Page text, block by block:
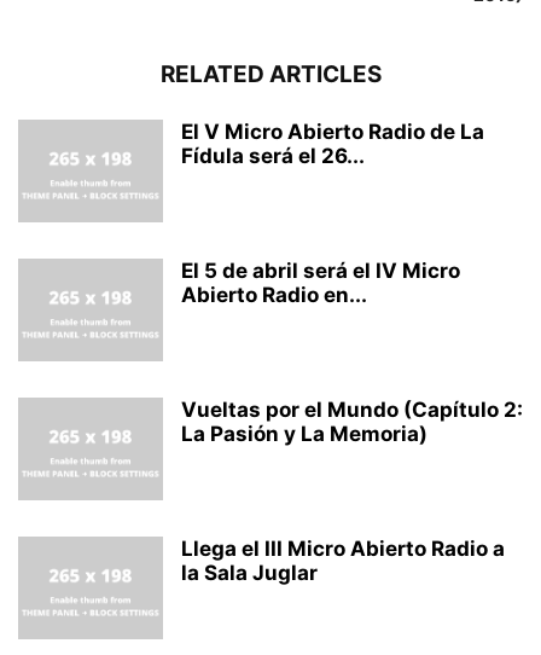
RELATED ARTICLES
El V Micro Abierto Radio de La
Fídula será el 26...
El 5 de abril será el IV Micro
Abierto Radio en...
Vueltas por el Mundo (Capítulo 2:
La Pasión y La Memoria)
Llega el III Micro Abierto Radio a
la Sala Juglar